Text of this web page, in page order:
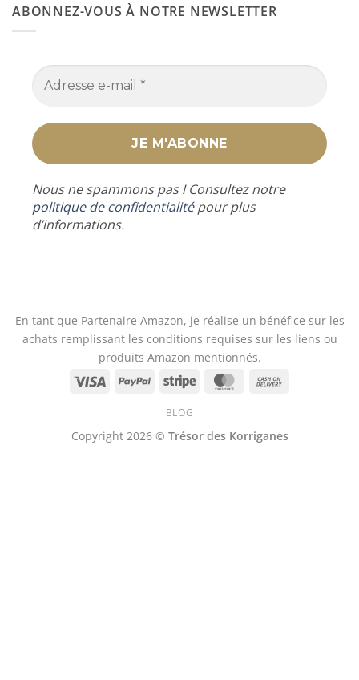
ABONNEZ-VOUS À NOTRE NEWSLETTER
Nous ne spammons pas ! Consultez notre
politique de confidentialitépour plus
d’informations.
En tant que Partenaire Amazon, je réalise un bénéfice sur les
achats remplissant les conditions requises sur les liens ou
produits Amazon mentionnés.
Visa
PayPal Stripe MasterCard
BLOG
Copyright 2026 © Trésor des Korriganes